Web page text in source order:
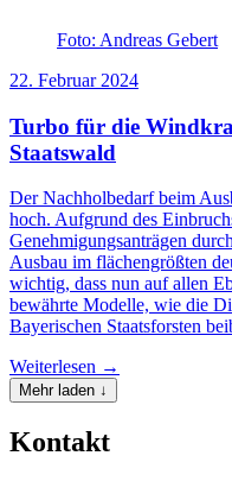
Foto: Andreas Gebert
22. Februar 2024
Turbo für die
Staatswald
Der Nachholbedarf beim
hoch. Aufgrund des
Genehmigungsanträgen
Ausbau im flächengrößten
wichtig, dass nun auf allen
bewährte Modelle, wie die
Bayerischen Staatsforsten
Weiterlesen →
Mehr laden ↓
Kontakt